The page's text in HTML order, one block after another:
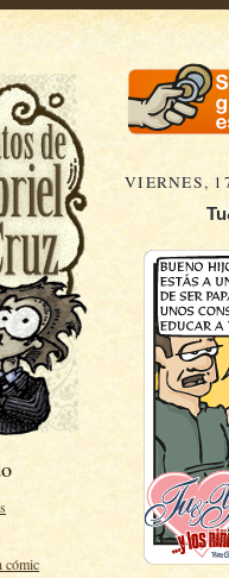
cómic
VIERNES,